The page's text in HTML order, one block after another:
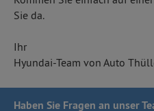
Sie da.
Ihr
Hyundai-Team von Auto
Haben Sie Fragen an unser